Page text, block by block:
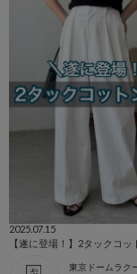
2025.07.15
【遂に登場！】2タックコ